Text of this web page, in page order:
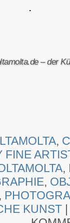
.
– der
,
FINE
,
,
,
KUNST